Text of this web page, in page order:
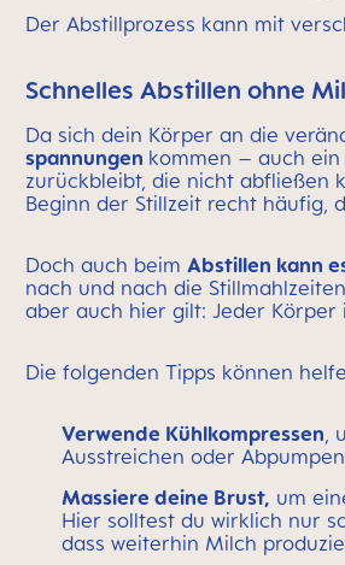
Der Abstillprozess kann mit
Schnelles Abstillen ohne
Da sich dein Körper an die
spannungen kommen – auch
zurückbleibt, die nicht abfließen
Beginn der Stillzeit recht häufig,
Doch auch beim Abstillen kann
nach und nach die
aber auch hier gilt: Jeder
Die folgenden Tipps können
Verwende Kühlkompressen,
Ausstreichen oder
Massiere deine Brust, um
Hier solltest du wirklich nur
dass weiterhin Milch